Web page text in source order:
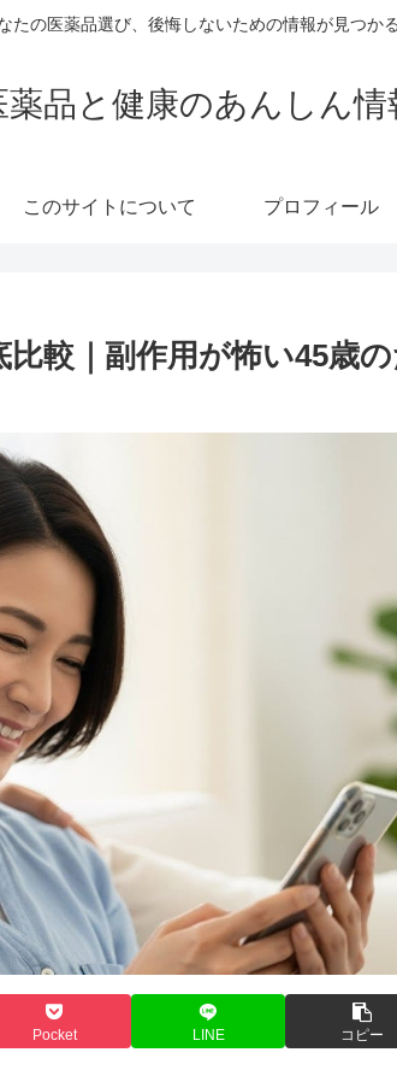
たの医薬品選び、後悔しないための情報が見つかる
薬品と健康のあんしん情
このサイトについて プロフィール
較｜副作用が怖い45歳
Pocket LINE コピー